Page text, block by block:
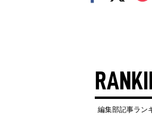
編集部記事ラン